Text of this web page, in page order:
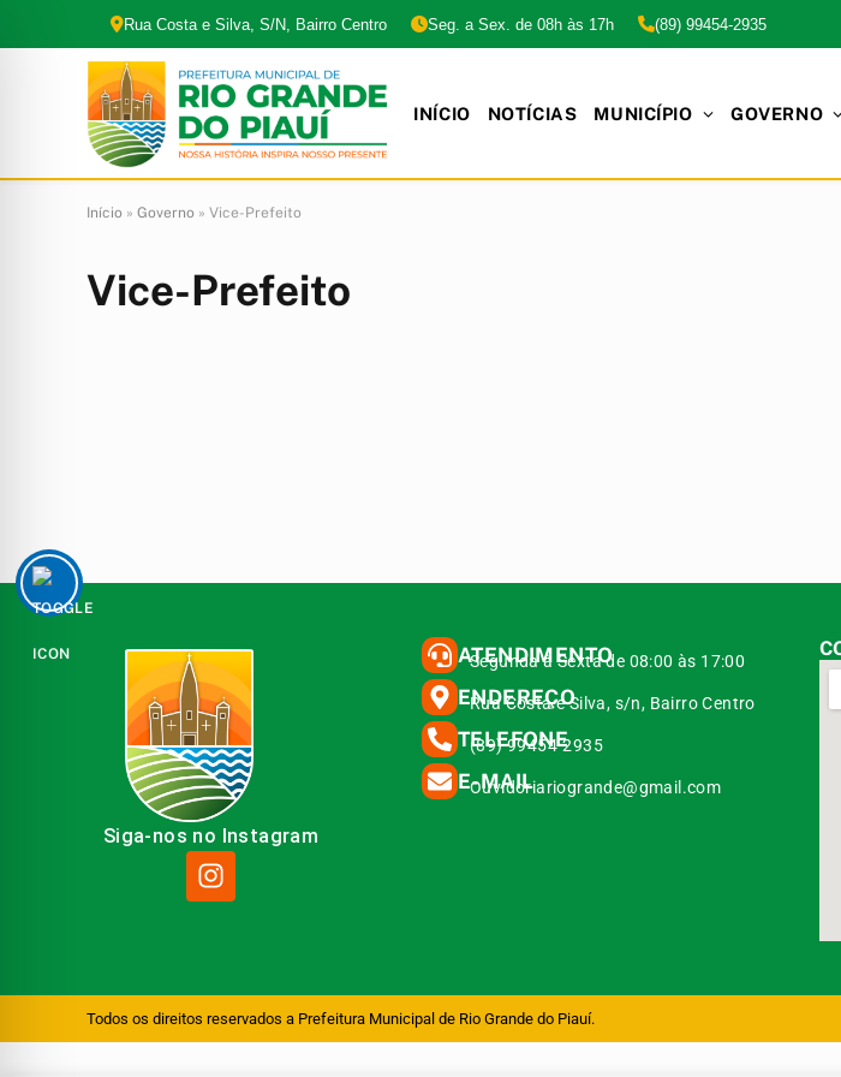
Rua Costa e Silva, S/N, Bairro Centro Seg. a Sex. de 08h às 17h (89) 99454-2935
INÍCIO NOTÍCIAS MUNICÍPIO GOVERNO
Início » Governo » Vice-Prefeito
Vice-Prefeito
Siga-nos no Instagram
ATENDIMENTO
Segunda à Sexta de 08:00 às 17:00
ENDEREÇO
Rua Costa e Silva, s/n, Bairro Centro
TELEFONE
(89) 99454-2935
E-MAIL
Ouvidoriariogrande@gmail.com
Todos os direitos reservados a Prefeitura Municipal de Rio Grande do Piauí.